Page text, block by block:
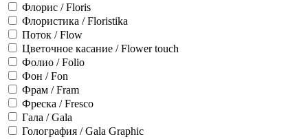
Флорис / Floris
Флористика / Floristika
Поток / Flow
Цветочное касание / Flower touch
Фолио / Folio
Фон / Fon
Фрам / Fram
Фреска / Fresco
Гала / Gala
Голография / Gala Graphic